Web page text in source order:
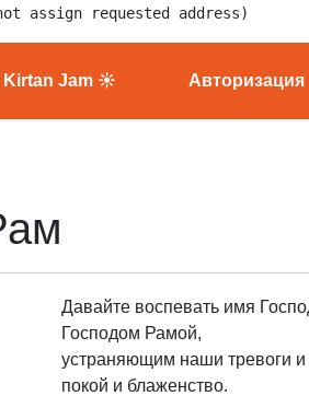
assign requested address)
Jam ☀ Авторизация
Давайте воспевать имя
Господом Рамой,
устраняющим наши тревоги и
покой и блаженство.